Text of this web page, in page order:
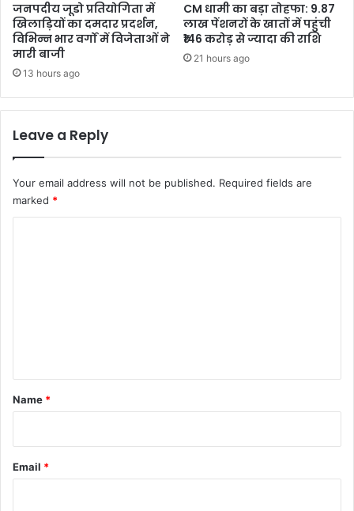
जनपदीय जूडो प्रतियोगिता में
खिलाड़ियों का दमदार प्रदर्शन,
विभिन्न भार वर्गों में विजेताओं ने
मारी बाजी
13 hours ago
CM धामी का बड़ा तोहफा: 9.87
लाख पेंशनरों के खातों में पहुंची
₹146 करोड़ से ज्यादा की राशि
21 hours ago
Leave a Reply
Your email address will not be published. Required fields are
marked *
*
Name *
Email *